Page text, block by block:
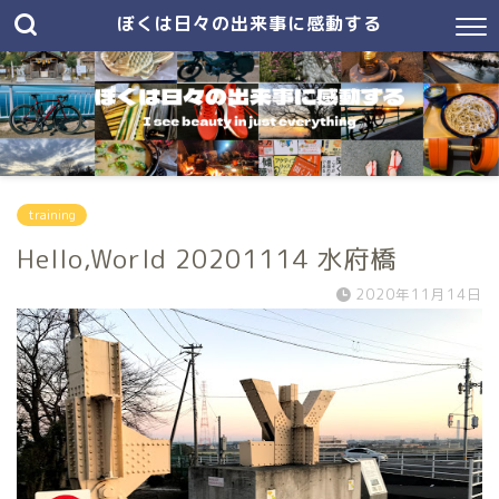
ぼくは日々の出来事に感動する
training
Hello,World 20201114 水府橋
2020年11月14日